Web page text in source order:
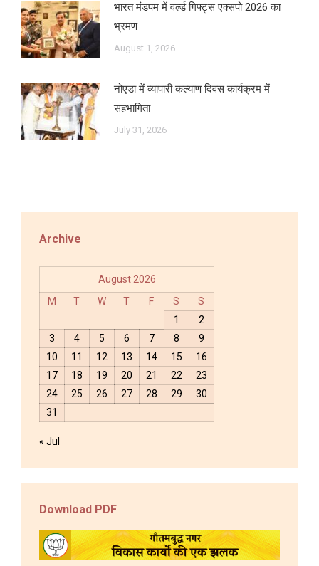
भारत मंडपम में वर्ल्ड गिफ्ट्स एक्सपो 2026 का
भ्रमण
August 1, 2026
नोएडा में व्यापारी कल्याण दिवस कार्यक्रम में
सहभागिता
July 31, 2026
Archive
August 2026
M
T W T F S
S
1
2
3
4 5 6 7 8
9
10
11 12 13 14 15
16
17
18 19 20 21 22
23
24
25 26 27 28 29
30
31
« Jul
Download PDF